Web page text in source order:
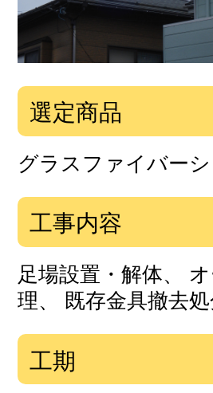
選定商品
グラスファイバー
工事内容
足場設置・解体、
理、 既存金具撤去
工期